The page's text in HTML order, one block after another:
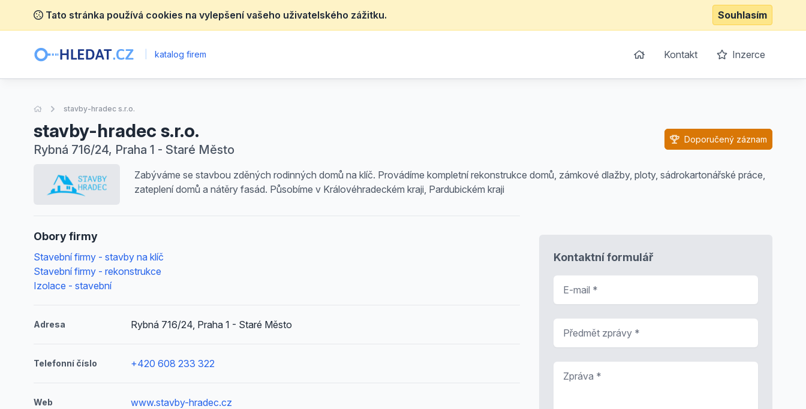
Tato stránka používá cookies na vylepšení vašeho uživatelského zážitku. Souhlasím
katalog firem Kontakt Inzerce
Úvodní stránka
stavby-hradec s.r.o.
stavby-hradec s.r.o.
Rybná 716/24, Praha 1 - Staré Město
Doporučený záznam
Zabýváme se stavbou zděných rodinných domů na klíč. Provádíme kompletní rekonstrukce domů, zámkové dlažby, ploty, sádrokartonářské práce,
zateplení domů a nátěry fasád. Působíme v Královéhradeckém kraji, Pardubickém kraji
Obory firmy
Stavební firmy - stavby na klíč
Stavební firmy - rekonstrukce
Izolace - stavební
Adresa Rybná 716/24, Praha 1 - Staré Město
Telefonní číslo +420 608 233 322
Web www.stavby-hradec.cz
Kontaktní formulář